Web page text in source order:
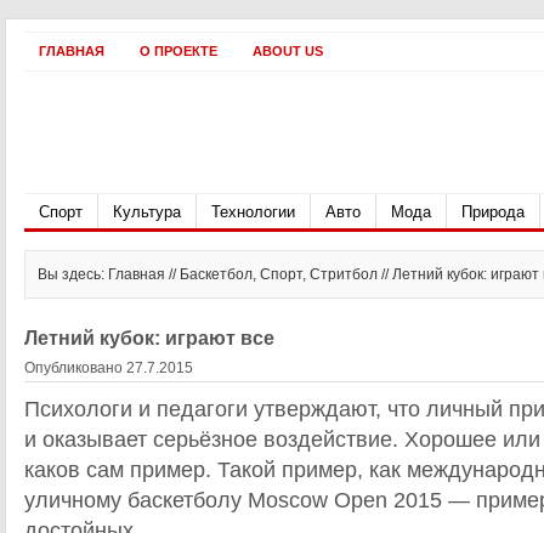
ГЛАВНАЯ О ПРОЕКТЕ ABOUT US
Спорт Культура Технологии Авто Мода Природа
Вы здесь: Главная // Баскетбол, Спорт, Стритбол // Летний кубок: играют
Летний кубок: играют все
Опубликовано 27.7.2015
Психологи и педагоги утверждают, что личный
и оказывает серьёзное воздействие. Хорошее
каков сам пример. Такой пример, как
уличному баскетболу Moscow Open 2015 —